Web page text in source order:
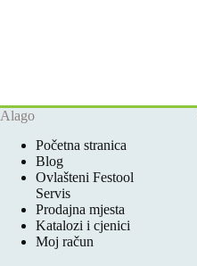
Alago
Početna stranica
Blog
Ovlašteni Festool
Servis
Prodajna mjesta
Katalozi i cjenici
Moj račun